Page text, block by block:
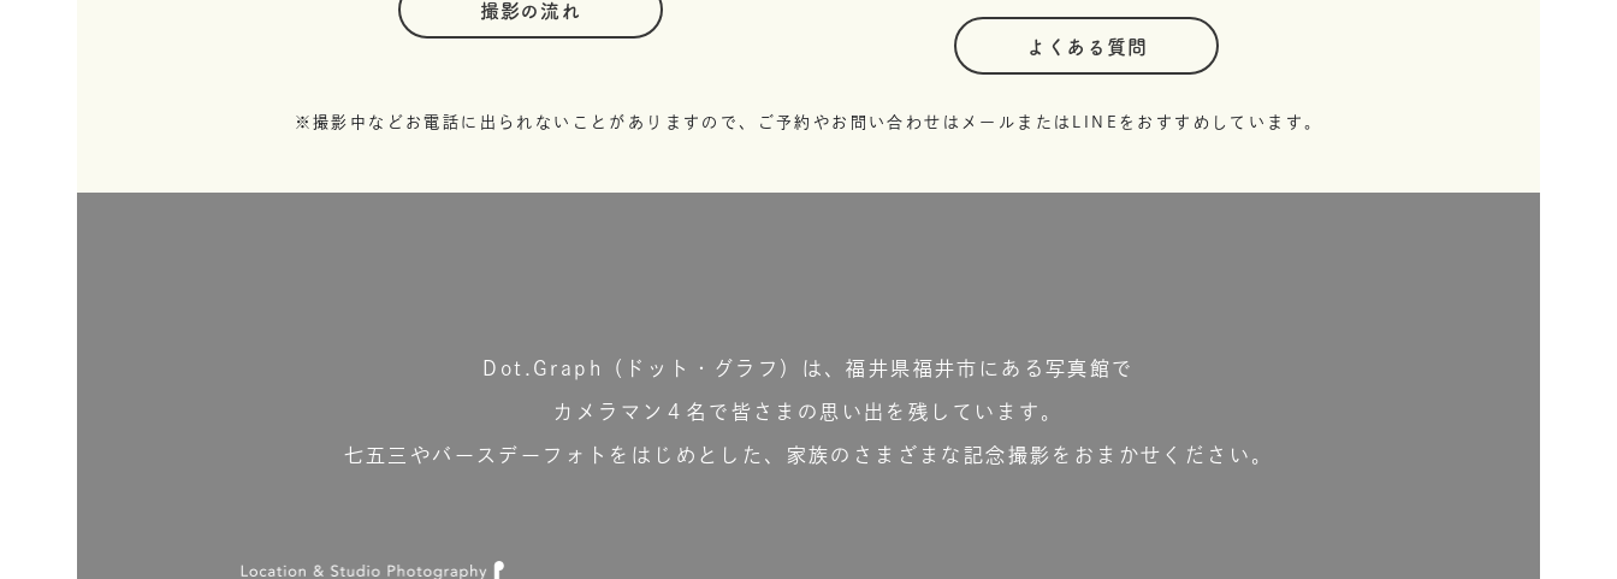
撮影の流れ
よくある質問
※撮影中などお電話に出られないことがありますので、ご予約やお問い合わせはメールまたはLINEをおすすめしています。
Dot.Graph（ドット・グラフ）は、福井県福井市にある写真館で
カメラマン４名で皆さまの思い出を残しています。
七五三やバースデーフォトをはじめとした、家族のさまざまな記念撮影をおまかせください。